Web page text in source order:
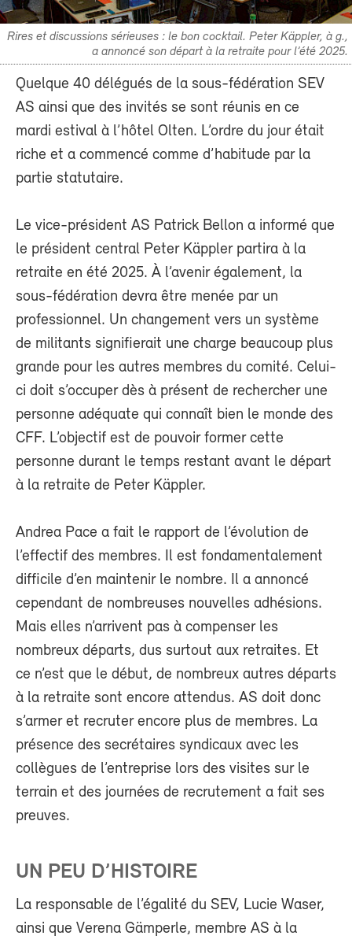
Rires et discussions sérieuses : le bon cocktail. Peter Käppler, à g.,
a annoncé son départ à la retraite pour l’été 2025.
Quelque 40 délégués de la sous-fédération SEV
AS ainsi que des invités se sont réunis en ce
mardi estival à l’hôtel Olten. L’ordre du jour était
riche et a commencé comme d’habitude par la
partie statutaire.
Le vice-président AS Patrick Bellon a informé que
le président central Peter Käppler partira à la
retraite en été 2025. À l’avenir également, la
sous-fédération devra être menée par un
professionnel. Un changement vers un système
de militants signifierait une charge beaucoup plus
grande pour les autres membres du comité. Celui-
ci doit s’occuper dès à présent de rechercher une
personne adéquate qui connaît bien le monde des
CFF. L’objectif est de pouvoir former cette
personne durant le temps restant avant le départ
à la retraite de Peter Käppler.
Andrea Pace a fait le rapport de l’évolution de
l’effectif des membres. Il est fondamentalement
difficile d’en maintenir le nombre. Il a annoncé
cependant de nombreuses nouvelles adhésions.
Mais elles n’arrivent pas à compenser les
nombreux départs, dus surtout aux retraites. Et
ce n’est que le début, de nombreux autres départs
à la retraite sont encore attendus. AS doit donc
s’armer et recruter encore plus de membres. La
présence des secrétaires syndicaux avec les
collègues de l’entreprise lors des visites sur le
terrain et des journées de recrutement a fait ses
preuves.
UN PEU D’HISTOIRE
La responsable de l’égalité du SEV, Lucie Waser,
ainsi que Verena Gämperle, membre AS à la